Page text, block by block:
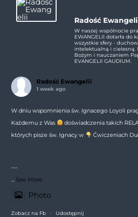
Radość
W naszej wspólnocie
EWANGELII dotarła do
wszystkie sfery -
intelektualną i cielesną.
Bożym i nauczaniem
EVANGELII GAUDIUM.
Radość Ewangelii
1 week ago
W dniu wspomnienia św. Ignacego Loyoli
Każdemu z Was
doświadczenia takich
których pisze św. Ignacy w
Ćwiczeniach
---
See More
Photo
Zobacz na Fb · Udostępnij